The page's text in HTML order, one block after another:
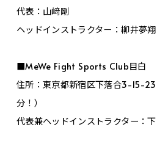
代表：山﨑剛
ヘッドインストラクター：柳井夢翔
■MeWe Fight Sports Club目白
住所：東京都新宿区下落合3-15-
分！）
代表兼ヘッドインストラクター：